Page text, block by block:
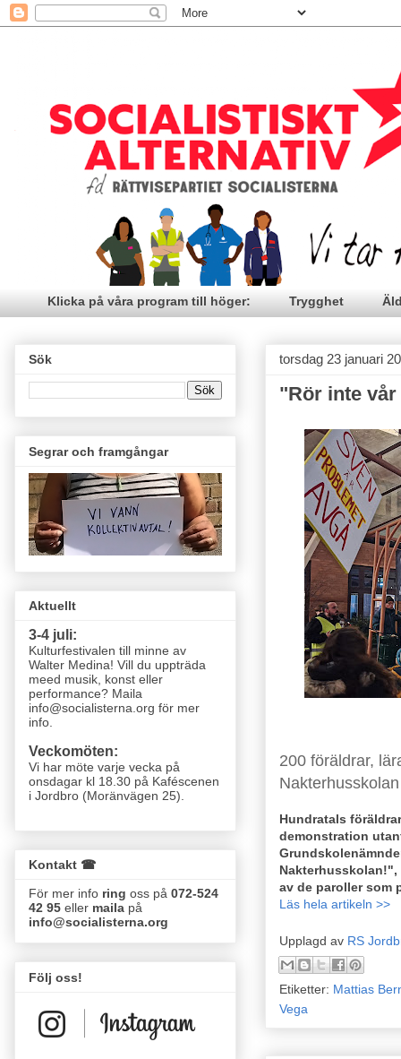
Klicka på våra program till höger: Trygghet
torsdag 23 januari
"Rör inte
200 föräldrar,
Nakterhusskolan
Hundratals
demonstration
av de paroller som
Läs hela artikeln >>
Upplagd av RS
Etiketter: Mattias
Vega
Sök
Segrar och framgångar
Aktuellt
3-4 juli:
Kulturfestivalen till minne av
Walter Medina! Vill du uppträda
meed musik, konst eller
performance? Maila
info@socialisterna.org för mer
info.
Veckomöten:
Vi har möte varje vecka på
onsdagar kl 18.30 på Kaféscenen
i Jordbro (Moränvägen 25)
Kontakt ☎
För mer info ring oss på 072-524
42 95 eller maila på
info@socialisterna.org
Följ oss!